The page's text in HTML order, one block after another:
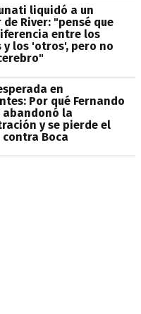
liquidó a un
River: "pensé que
entre los
y los 'otros', pero no
en
Por qué Fernando
abandonó la
y se pierde el
Boca